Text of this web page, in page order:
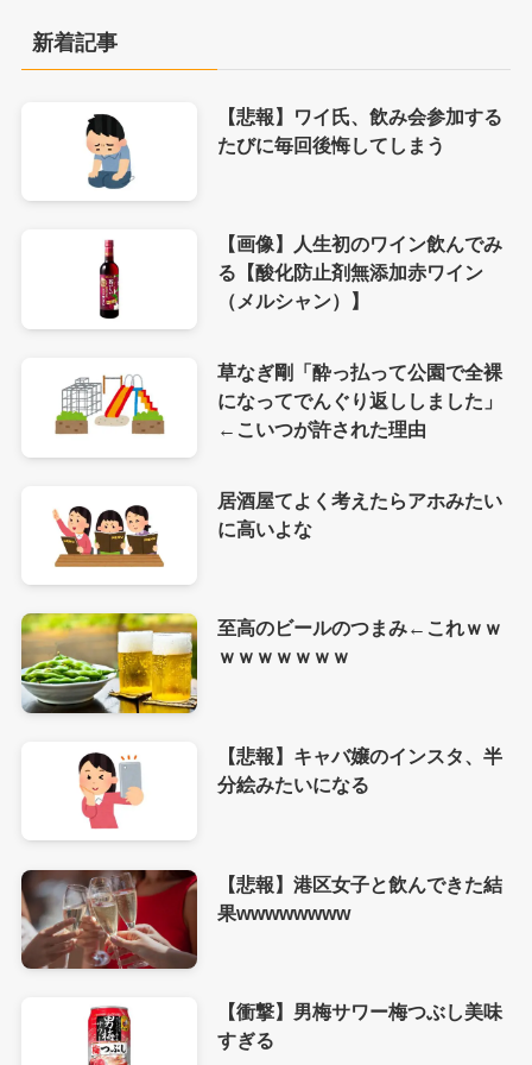
新着記事
【悲報】ワイ氏、飲み会参加する
たびに毎回後悔してしまう
【画像】人生初のワイン飲んでみ
る【酸化防止剤無添加赤ワイン
（メルシャン）】
草なぎ剛「酔っ払って公園で全裸
になってでんぐり返ししました」
←こいつが許された理由
居酒屋てよく考えたらアホみたい
に高いよな
至高のビールのつまみ←これｗｗ
ｗｗｗｗｗｗｗ
【悲報】キャバ嬢のインスタ、半
分絵みたいになる
【悲報】港区女子と飲んできた結
果wwwwwwww
【衝撃】男梅サワー梅つぶし美味
すぎる